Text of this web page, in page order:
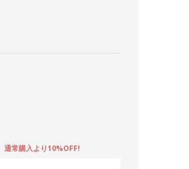
通常購入より10%OFF!